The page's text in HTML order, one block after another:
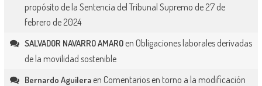
propósito de la Sentencia del Tribunal Supremo de 27 de
febrero de 2024
SALVADOR NAVARRO AMAROen Obligaciones laborales derivadas
de la movilidad sostenible
Bernardo Aguileraen Comentarios en torno a la modificación